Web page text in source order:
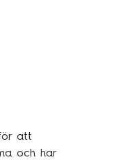
att
och har